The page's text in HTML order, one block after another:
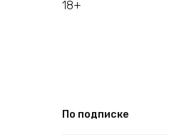
18+
По подписке